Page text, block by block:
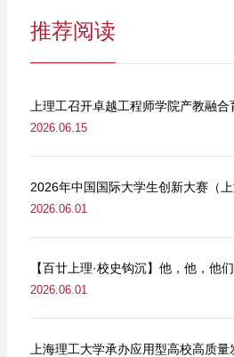
推荐阅读
上理工召开卓越工程师学院产教融
2026.06.15
2026.06.01
2026.06.01
上海理工大学承办应用型高校高质